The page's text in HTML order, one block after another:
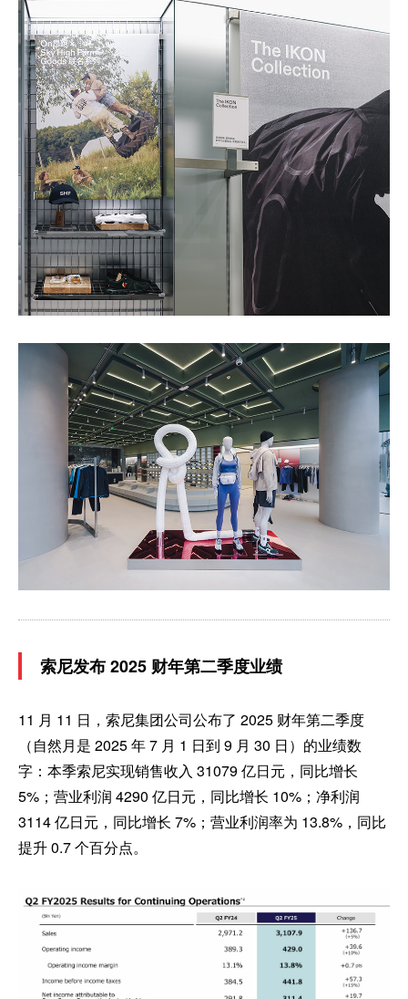
索尼发布 2025 财年第二季度业绩
11 月 11 日，索尼集团公司公布了 2025 财年第二季度
（自然月是 2025 年 7 月 1 日到 9 月 30 日）的业绩数
字：本季索尼实现销售收入 31079 亿日元，同比增长
5%；营业利润 4290 亿日元，同比增长 10%；净利润
3114 亿日元，同比增长 7%；营业利润率为 13.8%，同比
提升 0.7 个百分点。